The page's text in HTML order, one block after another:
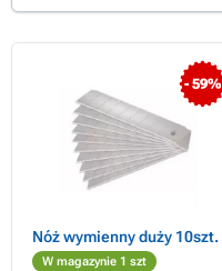
- 59%
Nóż wymienny duży 10szt.
W magazynie 1 szt